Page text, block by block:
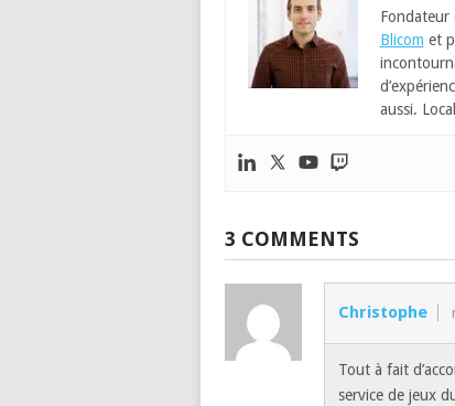
Fondateur
Blicom et
aussi.
3 COMMENTS
Christophe
Tout à fait
service de jeux